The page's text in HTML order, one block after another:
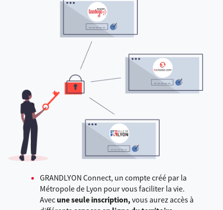
GRANDLYON Connect, un compte créé par la
Métropole de Lyon pour vous faciliter la vie.
Avec une seule inscription, vous aurez accès à